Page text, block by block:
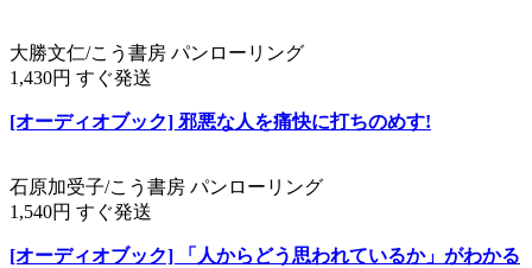
大勝文仁/こう書房 パンローリング
1,430円 すぐ発送
[オーディオブック] 邪悪な人を痛快に打ちのめす!
石原加受子/こう書房 パンローリング
1,540円 すぐ発送
[オーディオブック] 「人からどう思われているか」がわかる